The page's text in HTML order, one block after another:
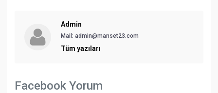
Admin
Mail: admin@manset23.com
Tüm yazıları
Facebook Yorum